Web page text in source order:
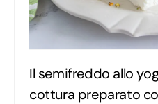
Il semifreddo allo
cottura preparato